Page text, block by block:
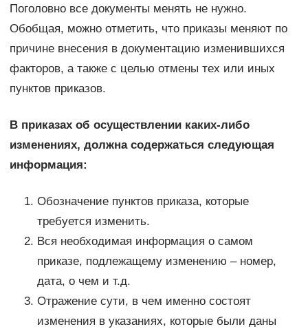
Поголовно все документы менять не нужно.
Обобщая, можно отметить, что приказы меняют по
причине внесения в документацию изменившихся
факторов, а также с целью отмены тех или иных
пунктов приказов.
В приказах об осуществлении каких-либо
изменениях, должна содержаться следующая
информация:
Обозначение пунктов приказа, которые
требуется изменить.
Вся необходимая информация о самом
приказе, подлежащему изменению – номер,
дата, о чем и т.д.
Отражение сути, в чем именно состоят
изменения в указаниях, которые были даны